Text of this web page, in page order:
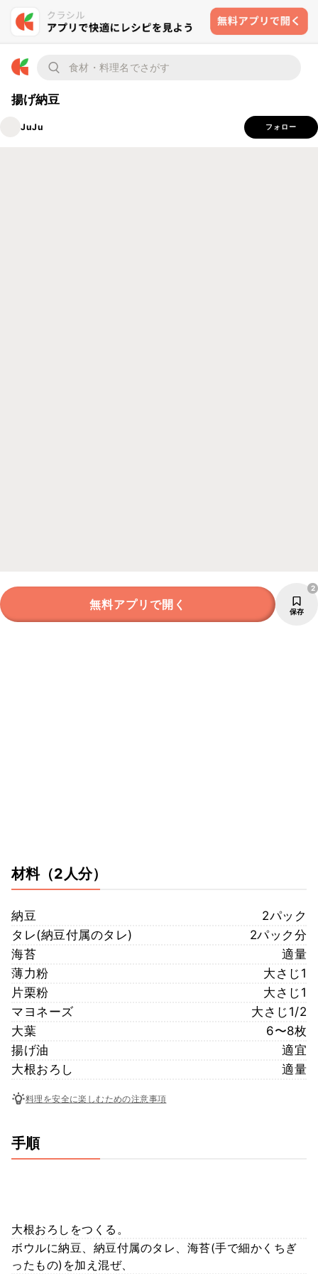
揚げ納豆
JuJu フォロー
無料アプリで開く 保存
2
材料（2人分）
納豆
2パック
タレ(納豆付属のタレ)
2パック分
海苔
適量
薄力粉
大さじ1
片栗粉
大さじ1
マヨネーズ
大さじ1/2
大葉
6〜8枚
揚げ油
適宜
大根おろし
適量
料理を安全に楽しむための注意事項
手順
大根おろしをつくる。
ボウルに納豆、納豆付属のタレ、海苔(手で細かくちぎ
ったもの)を加え混ぜ、